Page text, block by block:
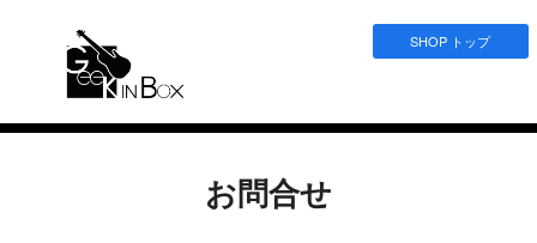
SHOP トップ
お問合せ